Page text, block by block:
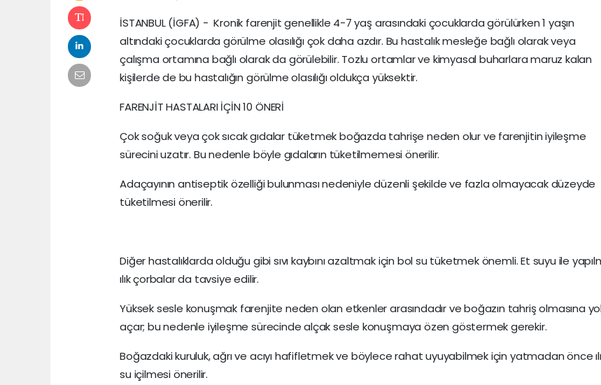
İSTANBUL (İGFA) - Kronik farenjit genellikle 4-7 yaş arasındaki çocuklarda görülürken 1 yaşın
altındaki çocuklarda görülme olasılığı çok daha azdır. Bu hastalık mesleğe bağlı olarak veya
çalışma ortamına bağlı olarak da görülebilir. Tozlu ortamlar ve kimyasal buharlara maruz kalan
kişilerde de bu hastalığın görülme olasılığı oldukça yüksektir.
FARENJİT HASTALARI İÇİN 10 ÖNERİ
Çok soğuk veya çok sıcak gıdalar tüketmek boğazda tahrişe neden olur ve farenjitin iyileşme
sürecini uzatır. Bu nedenle böyle gıdaların tüketilmemesi önerilir.
Adaçayının antiseptik özelliği bulunması nedeniyle düzenli şekilde ve fazla olmayacak düzeyde
tüketilmesi önerilir.
Diğer hastalıklarda olduğu gibi sıvı kaybını azaltmak için bol su tüketmek önemli. Et suyu ile
ılık çorbalar da tavsiye edilir.
Yüksek sesle konuşmak farenjite neden olan etkenler arasındadır ve boğazın tahriş olmasına
açar; bu nedenle iyileşme sürecinde alçak sesle konuşmaya özen göstermek gerekir.
Boğazdaki kuruluk, ağrı ve acıyı hafifletmek ve böylece rahat uyuyabilmek için yatmadan önce
su içilmesi önerilir.